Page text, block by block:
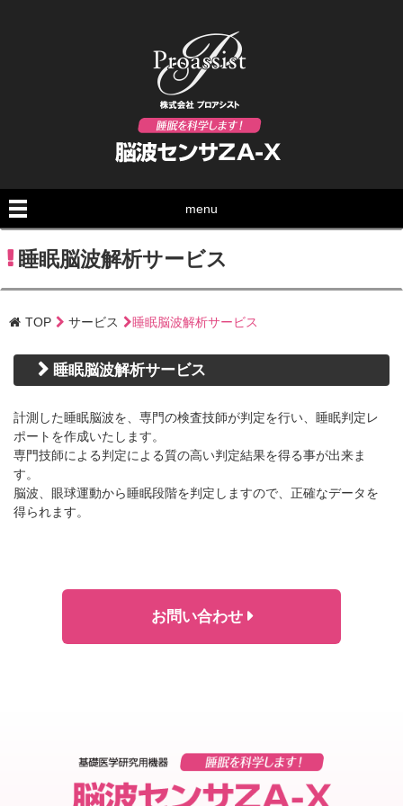
menu
睡眠脳波解析サービス
TOP サービス 睡眠脳波解析サービス
睡眠脳波解析サービス
計測した睡眠脳波を、専門の検査技師が判定を行い、睡眠判定レ
ポートを作成いたします。
専門技師による判定による質の高い判定結果を得る事が出来ま
す。
脳波、眼球運動から睡眠段階を判定しますので、正確なデータを
得られます。
お問い合わせ